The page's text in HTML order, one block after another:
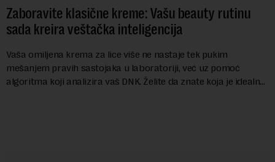
Zaboravite klasične kreme: Vašu beauty rutinu
sada kreira veštačka inteligencija
Vaša omiljena krema za lice više ne nastaje tek pukim
mešanjem pravih sastojaka u laboratoriji, već uz pomoć
algoritma koji analizira vaš DNK. Želite da znate koja je idealna